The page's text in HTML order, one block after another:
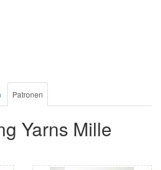
Patronen
Yarns Mille